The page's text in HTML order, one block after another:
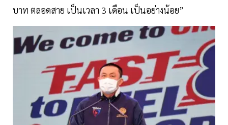
บาท ตลอดสาย เป็นเวลา 3 เดือน เป็นอย่างน้อย”